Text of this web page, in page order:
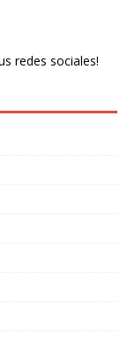
redes sociales!